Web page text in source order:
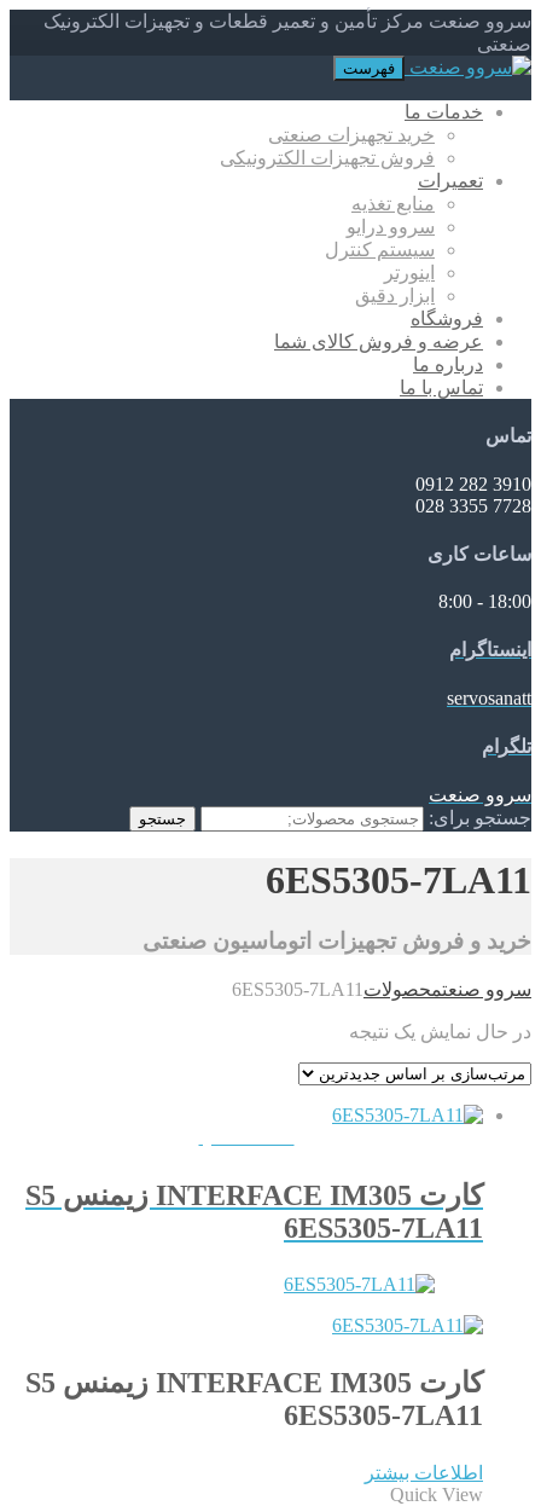
سروو صنعت مرکز تأمین و تعمیر قطعات و تجهیزات الکترونیک
صنعتی
فهرست
خدمات ما
خرید تجهیزات صنعتی
فروش تجهیزات الکترونیکی
تعمیرات
منابع تغذیه
سروو درایو
سیستم کنترل
اینورتر
ابزار دقیق
فروشگاه
عرضه و فروش کالای شما
درباره ما
تماس با ما
تماس
3910 282 0912
7728 3355 028
ساعات کاری
18:00 - 8:00
اینستاگرام
servosanatt
تلگرام
سروو صنعت
جستجو برای:
جستجو
6ES5305-7LA11
خرید و فروش تجهیزات اتوماسیون صنعتی
سروو صنعتمحصولات 6ES5305-7LA11
در حال نمایش یک نتیجه
کارت INTERFACE IM305 زیمنس S5
6ES5305-7LA11
کارت INTERFACE IM305 زیمنس S5
6ES5305-7LA11
اطلاعات بیشتر
Quick View